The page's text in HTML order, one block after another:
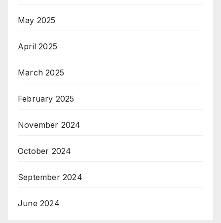
May 2025
April 2025
March 2025
February 2025
November 2024
October 2024
September 2024
June 2024